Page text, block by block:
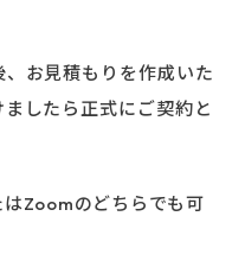
、お見積もりを作成いた
したら正式にご契約と
Zoomのどちらでも可